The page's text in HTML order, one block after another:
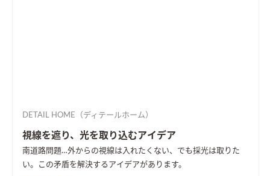
DETAIL HOME（ディテールホーム）
視線を遮り、光を取り込むアイデア
南道路問題…外からの視線は入れたくない、でも採光は取りた
い。この矛盾を解決するアイデアがあります。